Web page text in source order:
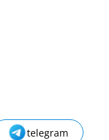
telegram